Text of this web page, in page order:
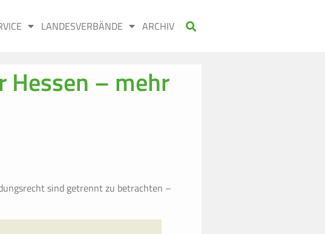
LANDESVERBÄNDE ARCHIV
Hessen – mehr
sind getrennt zu betrachten –